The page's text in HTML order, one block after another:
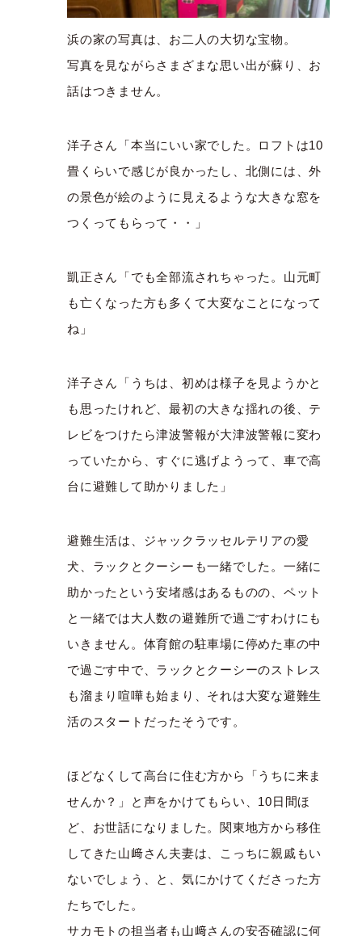
浜の家の写真は、お二人の大切な宝物。
写真を見ながらさまざまな思い出が蘇り、お
話はつきません。
洋子さん「本当にいい家でした。ロフトは10
畳くらいで感じが良かったし、北側には、外
の景色が絵のように見えるような大きな窓を
つくってもらって・・」
凱正さん「でも全部流されちゃった。山元町
も亡くなった方も多くて大変なことになって
ね」
洋子さん「うちは、初めは様子を見ようかと
も思ったけれど、最初の大きな揺れの後、テ
レビをつけたら津波警報が大津波警報に変わ
っていたから、すぐに逃げようって、車で高
台に避難して助かりました」
避難生活は、ジャックラッセルテリアの愛
犬、ラックとクーシーも一緒でした。一緒に
助かったという安堵感はあるものの、ペット
と一緒では大人数の避難所で過ごすわけにも
いきません。体育館の駐車場に停めた車の中
で過ごす中で、ラックとクーシーのストレス
も溜まり喧嘩も始まり、それは大変な避難生
活のスタートだったそうです。
ほどなくして高台に住む方から「うちに来ま
せんか？」と声をかけてもらい、10日間ほ
ど、お世話になりました。関東地方から移住
してきた山﨑さん夫妻は、こっちに親戚もい
ないでしょう、と、気にかけてくださった方
たちでした。
サカモトの担当者も山﨑さんの安否確認に何